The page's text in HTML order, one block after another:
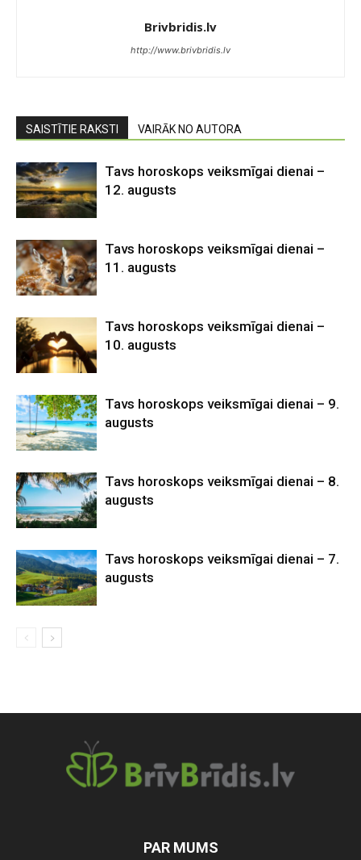
Brivbridis.lv
http://www.brivbridis.lv
SAISTĪTIE RAKSTI VAIRĀK NO AUTORA
Tavs horoskops veiksmīgai dienai –
12. augusts
Tavs horoskops veiksmīgai dienai –
11. augusts
Tavs horoskops veiksmīgai dienai –
10. augusts
Tavs horoskops veiksmīgai dienai – 9.
augusts
Tavs horoskops veiksmīgai dienai – 8.
augusts
Tavs horoskops veiksmīgai dienai – 7.
augusts
PAR MUMS